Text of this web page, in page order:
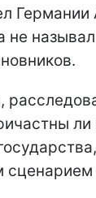
Германии
не
ли
сценарием